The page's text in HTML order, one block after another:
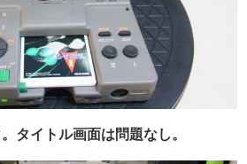
タイトル画面は問題なし。